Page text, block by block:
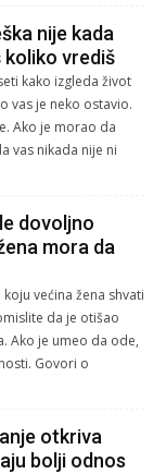
nije kada
koliko vrediš
kako izgleda život
vas je neko ostavio.
Ako je morao da
vas nikada nije ni
dovoljno
mora da
većina žena shvati
da je otišao
Ako je umeo da ode,
Govori o
otkriva
bolji odnos